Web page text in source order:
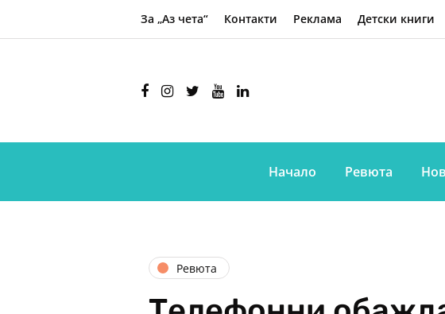
За „Аз чета“ Контакти Реклама Детски книги
Начало Ревюта
Ревюта